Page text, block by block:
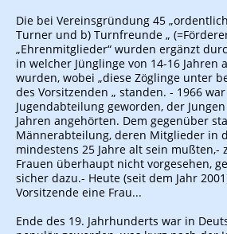
Die bei Vereinsgründung 45
Turner und b) Turnfreunde „
„Ehrenmitglieder“ wurden ergänzt
in welcher Jünglinge von 14-16 Jahren
wurden, wobei „diese Zöglinge unter
des Vorsitzenden „ standen. - 1966
Jugendabteilung geworden, der
Jahren angehörten. Dem gegenüber
Männerabteilung, deren Mitglieder in
mindestens 25 Jahre alt sein mußten,-
Frauen überhaupt nicht vorgesehen,
sicher dazu.- Heute (seit dem Jahr
Vorsitzende eine Frau...
Ende des 19. Jahrhunderts war in